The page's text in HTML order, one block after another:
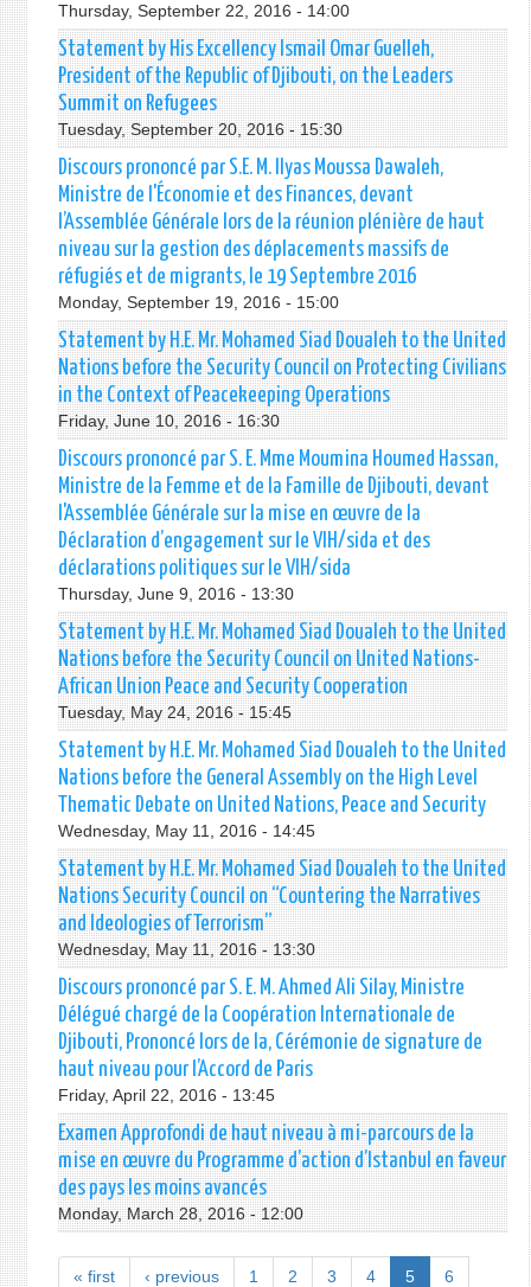
Thursday, September 22, 2016 - 14:00
Statement by His Excellency Ismail Omar Guelleh,
President of the Republic of Djibouti, on the Leaders
Summit on Refugees
Tuesday, September 20, 2016 - 15:30
Discours prononcé par S.E. M. Ilyas Moussa Dawaleh,
Ministre de l'Économie et des Finances, devant
l’Assemblée Générale lors de la réunion plénière de haut
niveau sur la gestion des déplacements massifs de
réfugiés et de migrants, le 19 Septembre 2016
Monday, September 19, 2016 - 15:00
Statement by H.E. Mr. Mohamed Siad Doualeh to the United
Nations before the Security Council on Protecting Civilians
in the Context of Peacekeeping Operations
Friday, June 10, 2016 - 16:30
Discours prononcé par S. E. Mme Moumina Houmed Hassan,
Ministre de la Femme et de la Famille de Djibouti, devant
l'Assemblée Générale sur la mise en œuvre de la
Déclaration d’engagement sur le VIH/sida et des
déclarations politiques sur le VIH/sida
Thursday, June 9, 2016 - 13:30
Statement by H.E. Mr. Mohamed Siad Doualeh to the United
Nations before the Security Council on United Nations-
African Union Peace and Security Cooperation
Tuesday, May 24, 2016 - 15:45
Statement by H.E. Mr. Mohamed Siad Doualeh to the United
Nations before the General Assembly on the High Level
Thematic Debate on United Nations, Peace and Security
Wednesday, May 11, 2016 - 14:45
Statement by H.E. Mr. Mohamed Siad Doualeh to the United
Nations Security Council on “Countering the Narratives
and Ideologies of Terrorism”
Wednesday, May 11, 2016 - 13:30
Discours prononcé par S. E. M. Ahmed Ali Silay, Ministre
Délégué chargé de la Coopération Internationale de
Djibouti, Prononcé lors de la, Cérémonie de signature de
haut niveau pour l’Accord de Paris
Friday, April 22, 2016 - 13:45
Examen Approfondi de haut niveau à mi-parcours de la
mise en œuvre du Programme d’action d’Istanbul en faveur
des pays les moins avancés
Monday, March 28, 2016 - 12:00
« first ‹ previous 1 2 3 4 5 6